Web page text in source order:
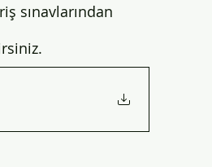
sınavlarından